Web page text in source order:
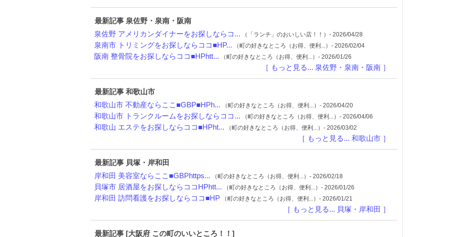
最新記事 泉佐野・泉南・阪南
泉佐野 アメリカンダイナーをお探しならコ... （「ランチ」のおいしい店！！）- 2026/04/28
泉南市 トリミングをお探しならココ■HP... （町の好きなところ（お得、便利...）- 2026/02/04
阪南 整骨院をお探しならココ■HPhtt... （町の好きなところ（お得、便利...）- 2026/01/26
［ もっと見る... 泉佐野・泉南・阪南 ］
最新記事 和歌山市
和歌山市 不動産ならここ■GBP■HPh... （町の好きなところ（お得、便利...）- 2026/04/20
和歌山市 トランクルームをお探しならココ... （町の好きなところ（お得、便利...）- 2026/04/06
和歌山 エステをお探しならココ■HPht... （町の好きなところ（お得、便利...）- 2026/03/02
［ もっと見る... 和歌山市 ］
最新記事 貝塚・岸和田
岸和田 美容室ならここ■GBPhttps... （町の好きなところ（お得、便利...）- 2026/02/18
貝塚市 居酒屋をお探しならココHPhtt... （町の好きなところ（お得、便利...）- 2026/01/26
岸和田 訪問看護をお探しならココ■HP （町の好きなところ（お得、便利...）- 2026/01/21
［ もっと見る... 貝塚・岸和田 ］
最新記事 [大阪府 この町のいいところ！！]